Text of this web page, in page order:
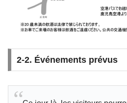
2-2. Événements prévus